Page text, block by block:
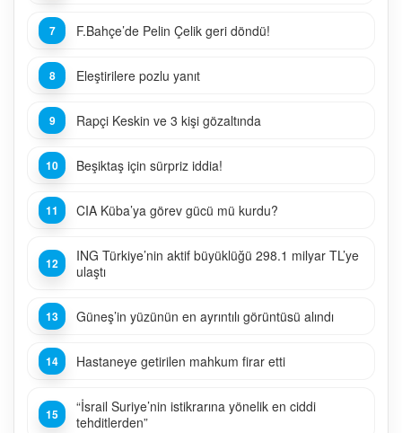
F.Bahçe’de Pelin Çelik geri döndü!
Eleştirilere pozlu yanıt
Rapçi Keskin ve 3 kişi gözaltında
Beşiktaş için sürpriz iddia!
CIA Küba’ya görev gücü mü kurdu?
ING Türkiye’nin aktif büyüklüğü 298.1 milyar TL’ye
ulaştı
Güneş’in yüzünün en ayrıntılı görüntüsü alındı
Hastaneye getirilen mahkum firar etti
“İsrail Suriye’nin istikrarına yönelik en ciddi
tehditlerden”